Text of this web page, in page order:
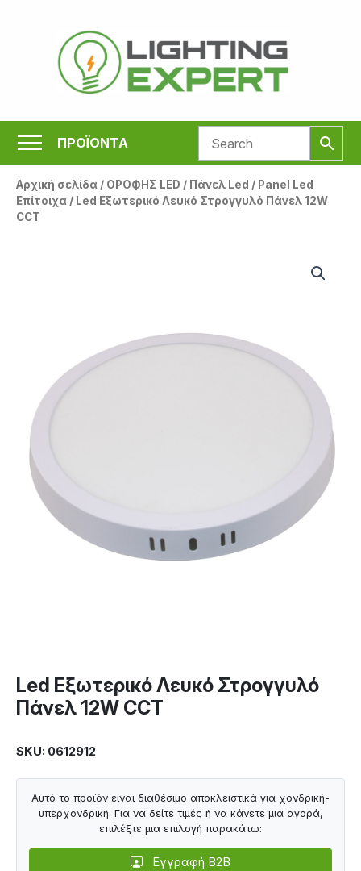
περιεχόμενο
ΠΡΟΪΟΝΤΑ
Αρχική σελίδα/ ΟΡΟΦΗΣ LED / Πάνελ Led / Panel Led
Επίτοιχα/ Led Εξωτερικό Λευκό Στρογγυλό Πάνελ 12W
CCT
Led Εξωτερικό Λευκό Στρογγυλό
Πάνελ 12W CCT
SKU: 0612912
Αυτό το προϊόν είναι διαθέσιμο αποκλειστικά για χονδρική-
υπερχονδρική. Για να δείτε τιμές ή να κάνετε μια αγορά,
επιλέξτε μια επιλογή παρακάτω:
Εγγραφή B2B